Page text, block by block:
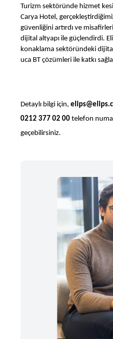
Turizm sektöründe hizmet
Carya Hotel,
güvenliğini artırdı ve
dijital altyapı ile güçlendirdi.
konaklama sektöründeki
uca BT çözümleri ile katkı
Detaylı bilgi için,
0212 377 02 00 telefon
geçebilirsiniz.